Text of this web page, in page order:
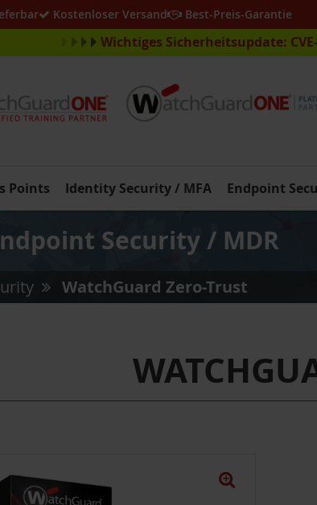
Wichtiges Sicherheitsupdate:
Kostenloser Versand Best-Preis-Garantie
Points Identity Security / MFA Endpoint
Security / MDR
WatchGuard Zero-Trust